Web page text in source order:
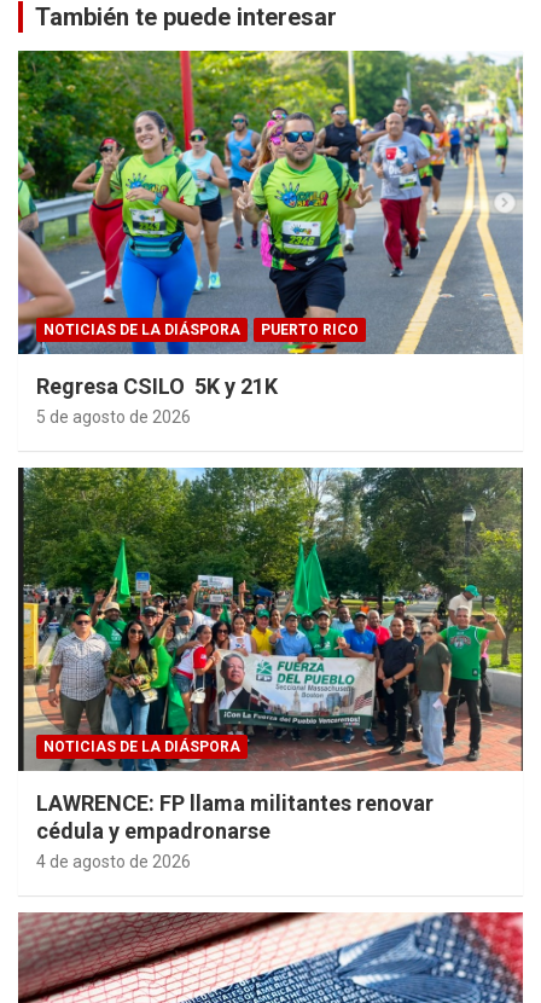
También te puede interesar
NOTICIAS DE LA DIÁSPORA PUERTO RICO
Regresa CSILO 5K y 21K
5 de agosto de 2026
NOTICIAS DE LA DIÁSPORA
LAWRENCE: FP llama militantes renovar
cédula y empadronarse
4 de agosto de 2026